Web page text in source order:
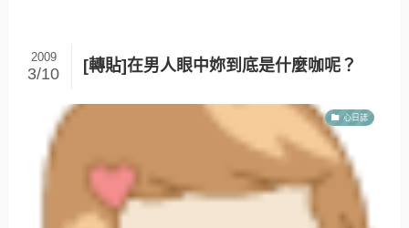
[轉貼]在男人眼中妳到底是什麼咖呢？
2009
3/10
心日誌